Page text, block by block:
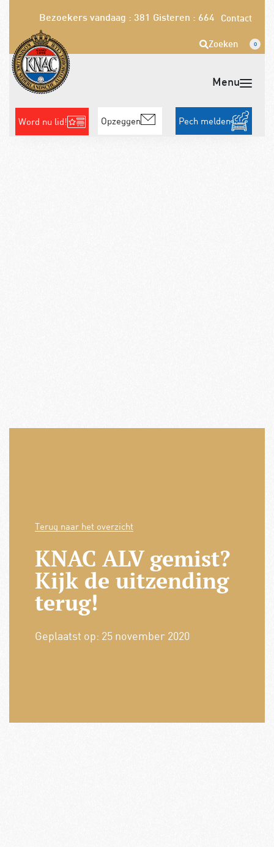
Bezoekers vandaag : 381 Gisteren : 664 Contact
Zoeken 0
Word nu lid! Opzeggen Pech melden
Terug naar het overzicht
KNAC ALV gemist?
Kijk de uitzending
terug!
Geplaatst op: 25 november 2020